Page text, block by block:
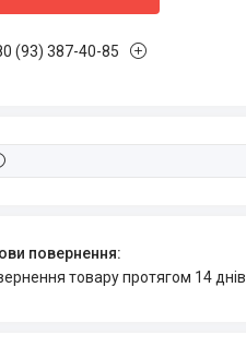
(93) 387-40-85
товару протягом 14 днів